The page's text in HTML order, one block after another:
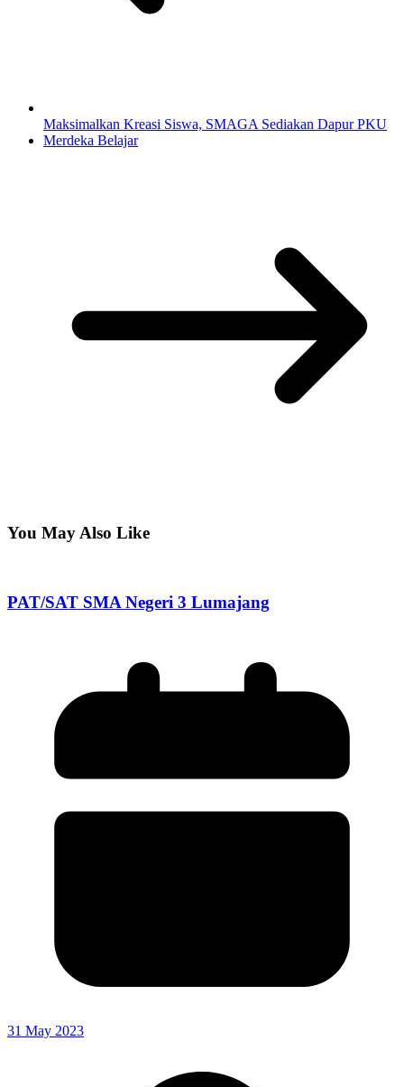
Maksimalkan Kreasi Siswa, SMAGA Sediakan Dapur PKU
Merdeka Belajar
You May Also Like
PAT/SAT SMA Negeri 3 Lumajang
31 May 2023